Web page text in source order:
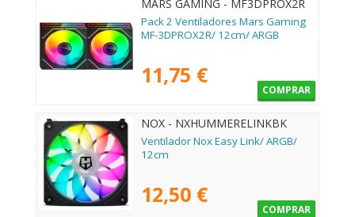
MARS GAMING - MF3DPROX2R
Pack 2 Ventiladores Mars Gaming
MF-3DPROX2R/ 12cm/ ARGB
11,75 €
COMPRAR
NOX - NXHUMMERELINKBK
Ventilador Nox Easy Link/ ARGB/
12cm
12,50 €
COMPRAR